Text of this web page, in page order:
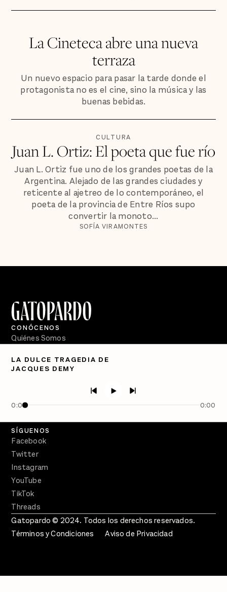
La Cineteca abre una nueva
terraza
Un nuevo espacio para pasar la tarde donde el
protagonista no es el cine, sino la música y las
buenas bebidas.
CULTURA
Juan L. Ortiz: El poeta que fue río
Juan L. Ortiz fue uno de los grandes poetas de la
Argentina. Alejado de las grandes ciudades y
reticente al ajetreo de lo contemporáneo, el
poeta de la provincia de Entre Ríos supo
convertir la monoto...
SOFÍA VIRAMONTES
LA DULCE TRAGEDIA DE
JACQUES DEMY
0:00 0:00
CONÓCENOS
Quiénes Somos
PÓDCASTS
Crecer en Distopía
SÍGUENOS
Facebook
Twitter
Instagram
YouTube
TikTok
Threads
Gatopardo © 2024. Todos los derechos reservados.
Términos y Condiciones
Aviso de Privacidad